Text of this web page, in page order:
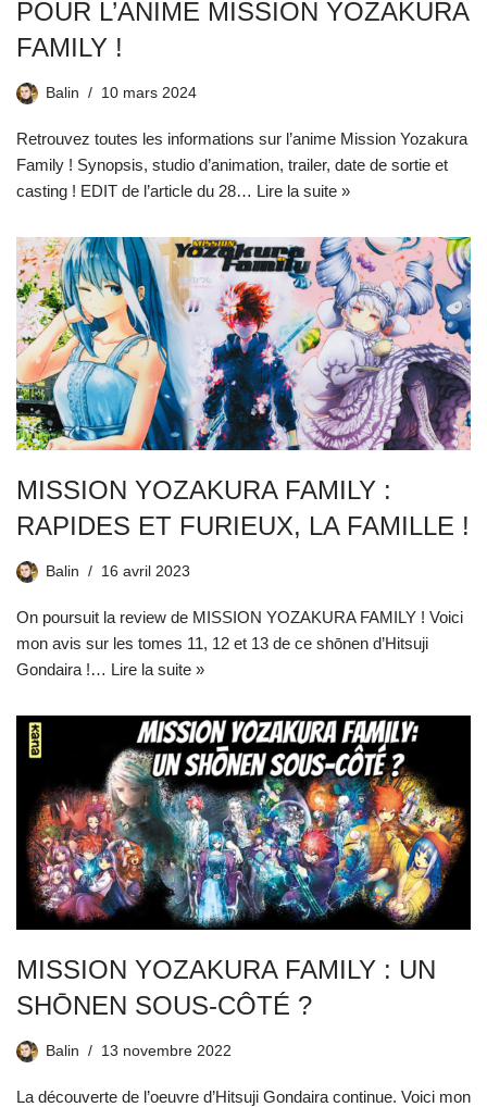
POUR L’ANIME MISSION YOZAKURA
FAMILY !
Balin 10 mars 2024
Retrouvez toutes les informations sur l’anime Mission Yozakura
Family ! Synopsis, studio d’animation, trailer, date de sortie et
casting ! EDIT de l’article du 28… Lire la suite »
MISSION YOZAKURA FAMILY :
RAPIDES ET FURIEUX, LA FAMILLE !
Balin 16 avril 2023
On poursuit la review de MISSION YOZAKURA FAMILY ! Voici
mon avis sur les tomes 11, 12 et 13 de ce shōnen d’Hitsuji
Gondaira !… Lire la suite »
MISSION YOZAKURA FAMILY : UN
SHŌNEN SOUS-CÔTÉ ?
Balin 13 novembre 2022
La découverte de l’oeuvre d’Hitsuji Gondaira continue. Voici mon